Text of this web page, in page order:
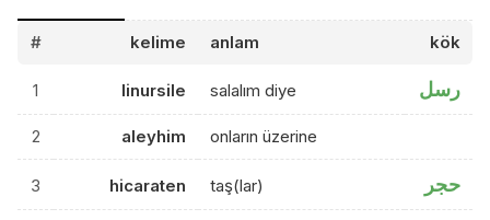
# kelime anlam kök
1 linursile salalım diye رسل
2 aleyhim onların üzerine
3 hicaraten taş(lar) حجر